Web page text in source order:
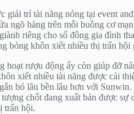
giải trí tài năng nóng tại event
ngõ hàng trên mỗi buồng cơ
riêng cho số đông gia đình
bỏng khôn xiết nhiều thị trấn
hoạt rượu động ấy còn giúp đỡ
xiết nhiều tài năng được cải
bó lâu bền lâu hơn với
chốt đang xuất bản được
trấn hội.